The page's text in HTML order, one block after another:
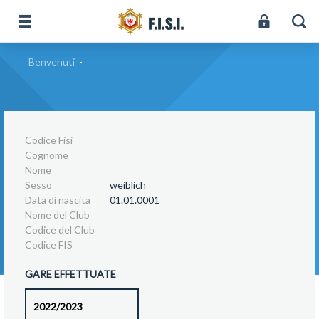
Benvenuti -
Codice Fisi
Cognome
Nome
Sesso
weiblich
Data di nascita
01.01.0001
Nome del Club
Codice del Club
Codice FIS
GARE EFFETTUATE